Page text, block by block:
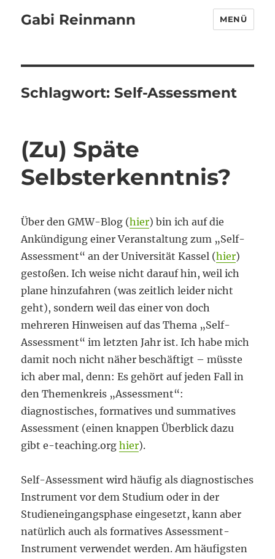
Gabi Reinmann MENÜ
Schlagwort:Self-Assessment
(Zu) Späte
Selbsterkenntnis?
Über den GMW-Blog (hier) bin ich auf die
Ankündigung einer Veranstaltung zum „Self-
Assessment“ an der Universität Kassel (hier)
gestoßen. Ich weise nicht darauf hin, weil ich
plane hinzufahren (was zeitlich leider nicht
geht), sondern weil das einer von doch
mehreren Hinweisen auf das Thema „Self-
Assessment“ im letzten Jahr ist. Ich habe mich
damit noch nicht näher beschäftigt – müsste
ich aber mal, denn: Es gehört auf jeden Fall in
den Themenkreis „Assessment“:
diagnostisches, formatives und summatives
Assessment (einen knappen Überblick dazu
gibt e-teaching.orghier).
Self-Assessment wird häufig als diagnostisches
Instrument vor dem Studium oder in der
Studieneingangsphase eingesetzt, kann aber
natürlich auch als formatives Assessment-
Instrument verwendet werden. Am häufigsten